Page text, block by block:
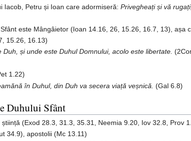
Iacob, Petru și Ioan care adormiseră:Privegheați și vă
este Mângâietor (Ioan 14.16, 26, 15.26, 16.7, 13), așa
15.26, 16.13)
Duh, și unde este Duhul Domnului, acolo este libertate.
1.22)
în Duhul, din Duh va secera viață veșnică. (Gal 6.8)
Duhului Sfânt
(Exod 28.3, 31.3, 35.31, Neemia 9.20, Iov 32.8, Prov
34.9), apostolii (Mc 13.11)